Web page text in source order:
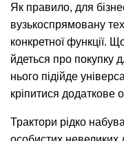
Як правило, для
вузькоспрямовану
конкретної функції.
йдеться про покупку
нього підійде
кріпитися додаткове
Трактори рідко